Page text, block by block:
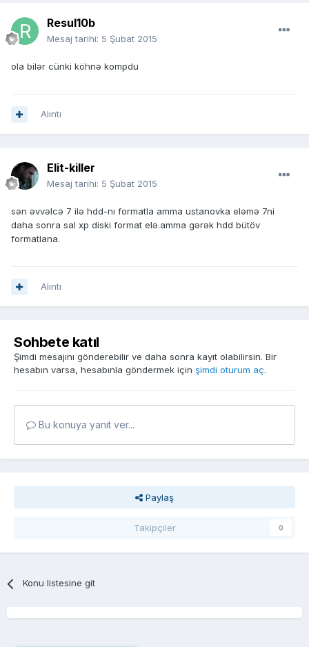
Resul10b
Mesaj tarihi: 5 Şubat 2015
ola bilər cünki köhnə kompdu
Alıntı
Elit-killer
Mesaj tarihi: 5 Şubat 2015
sən əvvəlcə 7 ilə hdd-nı formatla amma ustanovka eləmə 7ni
daha sonra sal xp diski format elə.amma gərək hdd bütöv
formatlana.
Alıntı
Sohbete katıl
Şimdi mesajını gönderebilir ve daha sonra kayıt olabilirsin. Bir
hesabın varsa, hesabınla göndermek için şimdi oturum aç.
Bu konuya yanıt ver...
Paylaş
Takipçiler 0
Konu listesine git